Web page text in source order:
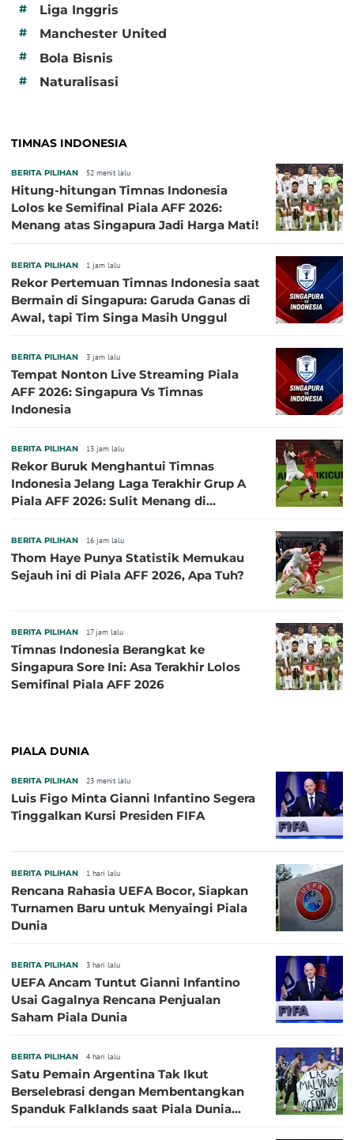
# Liga Inggris
# Manchester United
# Bola Bisnis
# Naturalisasi
TIMNAS INDONESIA
BERITA PILIHAN 52 menit lalu
Hitung-hitungan Timnas Indonesia
Lolos ke Semifinal Piala AFF 2026:
Menang atas Singapura Jadi Harga Mati!
BERITA PILIHAN 1 jam lalu
Rekor Pertemuan Timnas Indonesia saat
Bermain di Singapura: Garuda Ganas di
Awal, tapi Tim Singa Masih Unggul
BERITA PILIHAN 3 jam lalu
Tempat Nonton Live Streaming Piala
AFF 2026: Singapura Vs Timnas
Indonesia
BERITA PILIHAN 13 jam lalu
Rekor Buruk Menghantui Timnas
Indonesia Jelang Laga Terakhir Grup A
Piala AFF 2026: Sulit Menang di
BERITA PILIHAN 16 jam lalu
Thom Haye Punya Statistik Memukau
Sejauh ini di Piala AFF 2026, Apa Tuh?
BERITA PILIHAN 17 jam lalu
Timnas Indonesia Berangkat ke
Singapura Sore Ini: Asa Terakhir Lolos
Semifinal Piala AFF 2026
PIALA DUNIA
BERITA PILIHAN 23 menit lalu
Luis Figo Minta Gianni Infantino Segera
Tinggalkan Kursi Presiden FIFA
BERITA PILIHAN 1 hari lalu
Rencana Rahasia UEFA Bocor, Siapkan
Turnamen Baru untuk Menyaingi Piala
Dunia
BERITA PILIHAN 3 hari lalu
UEFA Ancam Tuntut Gianni Infantino
Usai Gagalnya Rencana Penjualan
Saham Piala Dunia
BERITA PILIHAN 4 hari lalu
Satu Pemain Argentina Tak Ikut
Berselebrasi dengan Membentangkan
Spanduk Falklands saat Piala Dunia